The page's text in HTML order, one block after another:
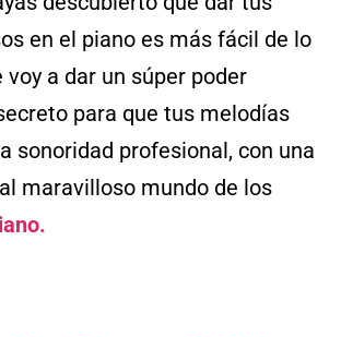
en el piano es más fácil de lo
voy a dar un súper poder
para que tus melodías
sonoridad profesional, con una
maravilloso mundo de los